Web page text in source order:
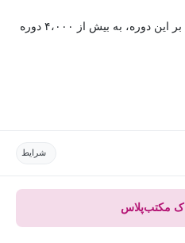
با خرید اشتراک مکتب‌پلاس، علاوه بر این دوره، به بیش از ۴،۰۰۰ دوره
شرایط
مکتب‌پلاس